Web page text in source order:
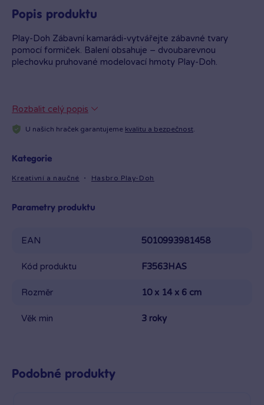
Popis produktu
Play-Doh Zábavní kamarádi-vytvářejte zábavné tvary
pomocí formiček. Balení obsahuje – dvoubarevnou
plechovku pruhované modelovací hmoty Play-Doh.
Rozbalit celý popis
U našich hraček garantujeme kvalitu a bezpečnost.
Kategorie
Kreativní a naučné Hasbro Play-Doh
Parametry produktu
EAN 5010993981458
Kód produktu F3563HAS
Rozměr 10 x 14 x 6 cm
Věk min 3 roky
Podobné produkty